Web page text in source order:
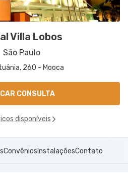
Villa Lobos
São Paulo
260 - Mooca
CONSULTA
disponíveis
Convênios InstalaçõesContato